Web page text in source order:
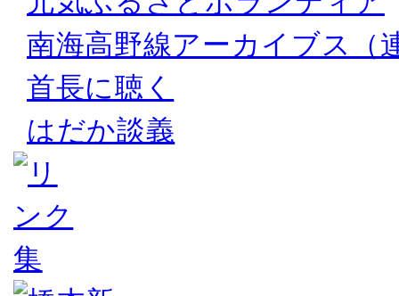
南海高野線アーカイブス（
首長に聴く
はだか談義